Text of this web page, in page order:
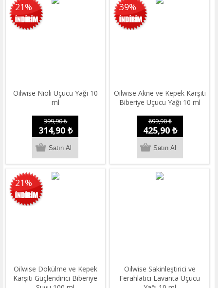
21%
Oilwise Nioli Uçucu Yağı 10
ml
399,90 ₺
314,90 ₺
39%
Oilwise Akne ve Kepek Karşıtı
Biberiye Uçucu Yağı 10 ml
699,90 ₺
425,90 ₺
21%
Oilwise Dökülme ve Kepek
Karşıtı Güçlendirici Biberiye
Oilwise Sakinleştirici ve
Ferahlatıcı Lavanta Uçucu